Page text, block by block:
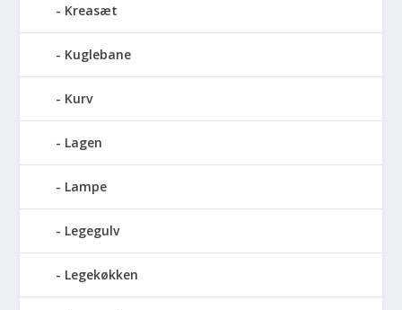
Kreasæt
Kuglebane
Kurv
Lagen
Lampe
Legegulv
Legekøkken